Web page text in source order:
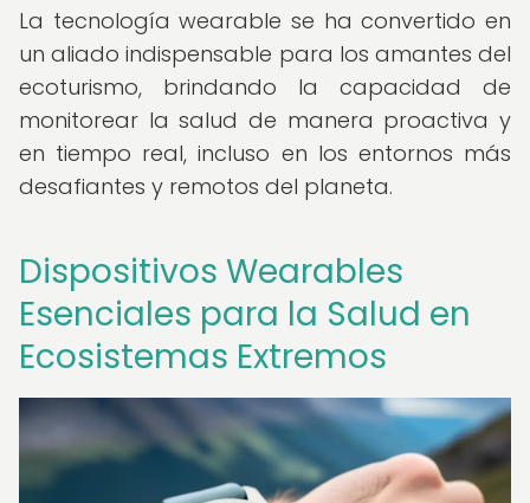
La tecnología wearable se ha convertido en
un aliado indispensable para los amantes del
ecoturismo, brindando la capacidad de
monitorear la salud de manera proactiva y
en tiempo real, incluso en los entornos más
desafiantes y remotos del planeta.
Dispositivos Wearables
Esenciales para la Salud en
Ecosistemas Extremos